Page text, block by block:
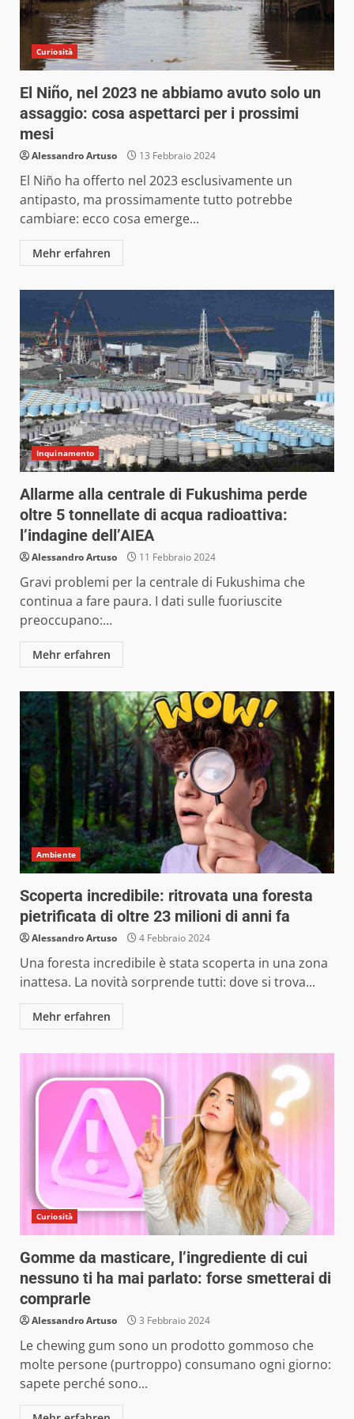
Curiosità
El Niño, nel 2023 ne abbiamo avuto solo un
assaggio: cosa aspettarci per i prossimi
mesi
Alessandro Artuso 13 Febbraio 2024
El Niño ha offerto nel 2023 esclusivamente un
antipasto, ma prossimamente tutto potrebbe
cambiare: ecco cosa emerge...
Mehr erfahren
Inquinamento
Allarme alla centrale di Fukushima perde
oltre 5 tonnellate di acqua radioattiva:
l’indagine dell’AIEA
Alessandro Artuso 11 Febbraio 2024
Gravi problemi per la centrale di Fukushima che
continua a fare paura. I dati sulle fuoriuscite
preoccupano:...
Mehr erfahren
Ambiente
Scoperta incredibile: ritrovata una foresta
pietrificata di oltre 23 milioni di anni fa
Alessandro Artuso 4 Febbraio 2024
Una foresta incredibile è stata scoperta in una zona
inattesa. La novità sorprende tutti: dove si trova...
Mehr erfahren
Curiosità
Gomme da masticare, l’ingrediente di cui
nessuno ti ha mai parlato: forse smetterai di
comprarle
Alessandro Artuso 3 Febbraio 2024
Le chewing gum sono un prodotto gommoso che
molte persone (purtroppo) consumano ogni giorno:
sapete perché sono...